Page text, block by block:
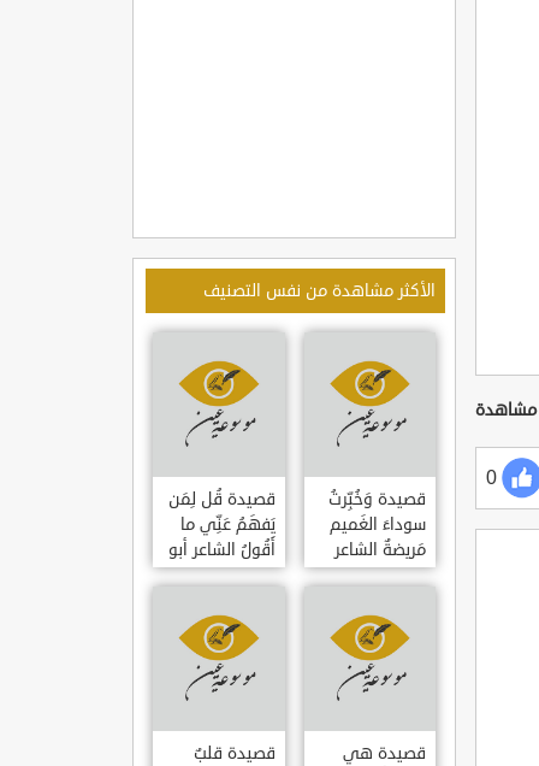
0
الأكثر مشاهدة من نفس التصنيف
قصيدة وَخُبِّرتُ
سوداءَ الغَميم
مَريضةٌ الشاعر
العوام بن عقبة
قصيدة قُل لِمَن
يَفهَمُ عَنِّي ما
أَقُولُ الشاعر أبو
حامد الغزالي
قصيدة هي
قصيدة قلبٌ